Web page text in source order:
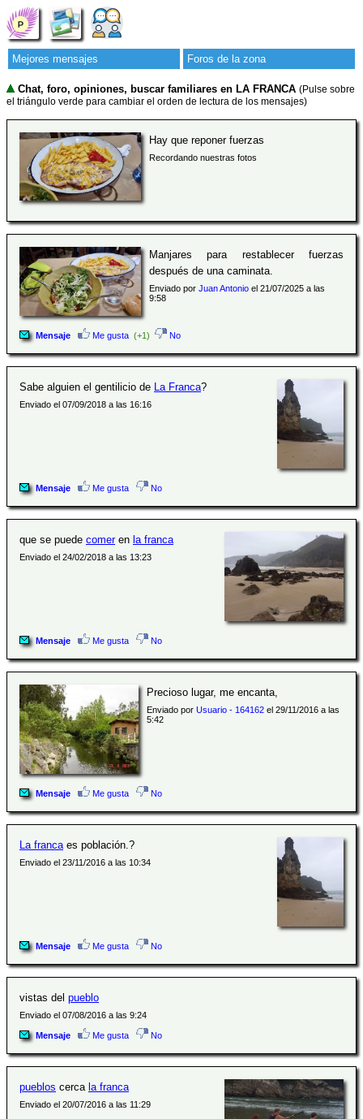
Mejores mensajes Foros de la zona
Chat, foro, opiniones, buscar familiares en LA FRANCA (Pulse sobre
el triángulo verde para cambiar el orden de lectura de los mensajes)
Hay que reponer fuerzas
Recordando nuestras fotos
Manjares para restablecer fuerzas
después de una caminata.
Enviado por Juan Antonio el 21/07/2025 a las
9:58
Mensaje Me gusta (+1) No
Sabe alguien el gentilicio de La Franca?
Enviado el 07/09/2018 a las 16:16
Mensaje Me gusta No
que se puede comeren la franca
Enviado el 24/02/2018 a las 13:23
Mensaje Me gusta No
Precioso lugar, me encanta,
Enviado porUsuario - 164162 el 29/11/2016 a las
5:42
Mensaje Me gusta No
La franca es población.?
Enviado el 23/11/2016 a las 10:34
Mensaje Me gusta No
vistas del pueblo
Enviado el 07/08/2016 a las 9:24
Mensaje Me gusta No
pueblos cerca la franca
Enviado el 20/07/2016 a las 11:29